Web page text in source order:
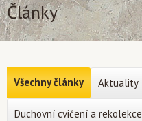
Články
Všechny články Aktuality
Duchovní cvičení a rekolekce